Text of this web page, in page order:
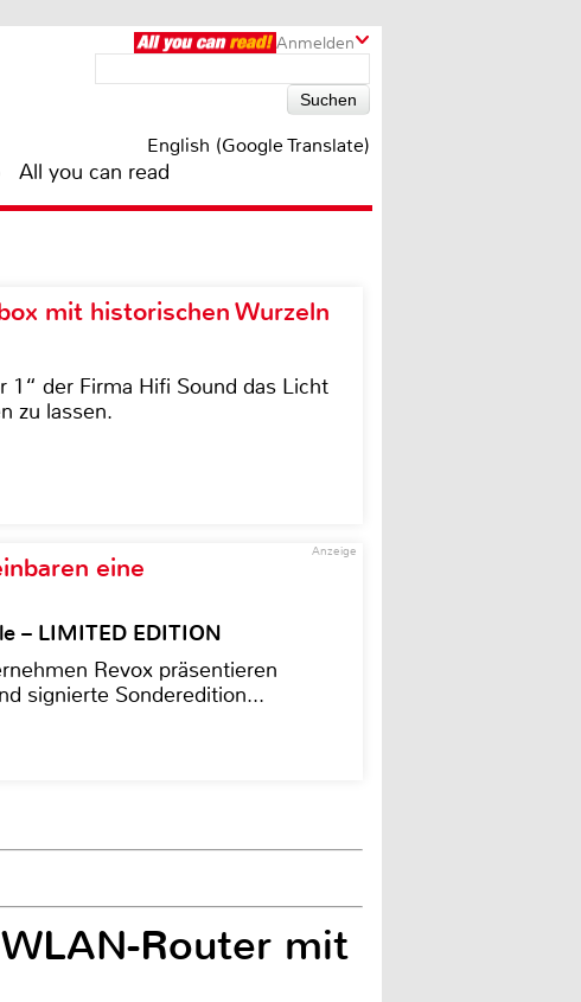
Anmelden
English (Google Translate)
All you can read
mit historischen Wurzeln
1“ der Firma Hifi Sound das Licht
zu lassen.
Anzeige
eine
– LIMITED EDITION
Revox präsentieren
signierte Sonderedition...
Router mit